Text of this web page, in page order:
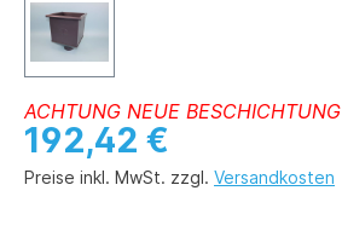
ACHTUNG NEUE BESCHICHTUNG
192,42 €
Preise inkl. MwSt. zzgl. Versandkosten